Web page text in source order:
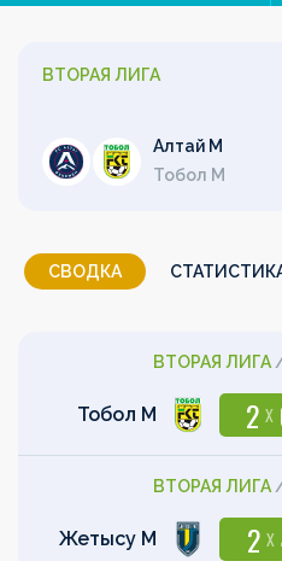
ВТОРАЯ ЛИГА
Алтай М
Тобол М
СВОДКА
ВТОРАЯ ЛИГА
Тобол М 2 X
ВТОРАЯ ЛИГА
Жетысу М 2 X